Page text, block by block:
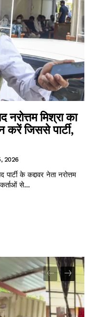
नरोत्तम मिश्रा का
करें जिससे पार्टी,
2026
के कद्दावर नेता नरोत्तम
से...